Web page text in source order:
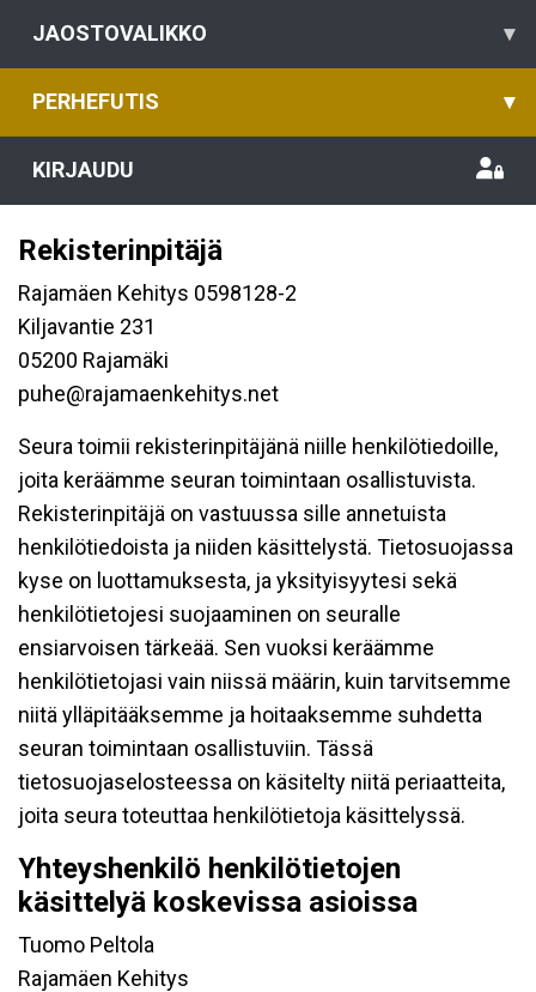
JAOSTOVALIKKO ▾
PERHEFUTIS ▾
KIRJAUDU
Rekisterinpitäjä
Rajamäen Kehitys 0598128-2
Kiljavantie 231
05200 Rajamäki
puhe@rajamaenkehitys.net
Seura toimii rekisterinpitäjänä niille henkilötiedoille,
joita keräämme seuran toimintaan osallistuvista.
Rekisterinpitäjä on vastuussa sille annetuista
henkilötiedoista ja niiden käsittelystä. Tietosuojassa
kyse on luottamuksesta, ja yksityisyytesi sekä
henkilötietojesi suojaaminen on seuralle
ensiarvoisen tärkeää. Sen vuoksi keräämme
henkilötietojasi vain niissä määrin, kuin tarvitsemme
niitä ylläpitääksemme ja hoitaaksemme suhdetta
seuran toimintaan osallistuviin. Tässä
tietosuojaselosteessa on käsitelty niitä periaatteita,
joita seura toteuttaa henkilötietoja käsittelyssä.
Yhteyshenkilö henkilötietojen
käsittelyä koskevissa asioissa
Tuomo Peltola
Rajamäen Kehitys